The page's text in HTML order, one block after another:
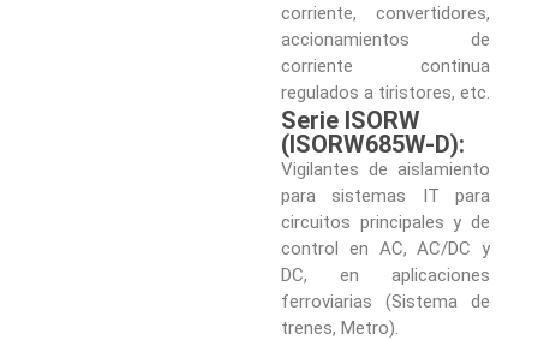
corriente, convertidores,
accionamientos de
corriente continua
regulados a tiristores, etc.
Serie ISORW
(ISORW685W-D):
Vigilantes de aislamiento
para sistemas IT para
circuitos principales y de
control en AC, AC/DC y
DC, en aplicaciones
ferroviarias (Sistema de
trenes, Metro).